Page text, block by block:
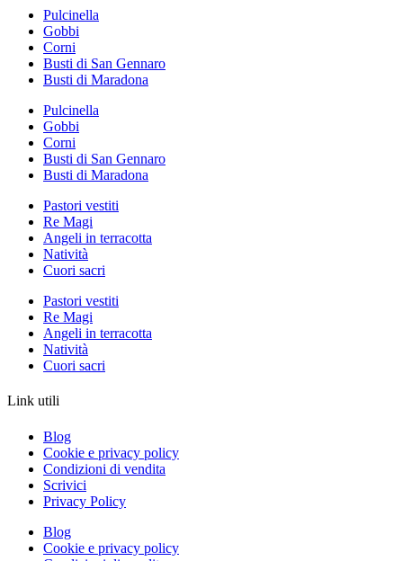
Pulcinella
Gobbi
Corni
Busti di San Gennaro
Busti di Maradona
Pulcinella
Gobbi
Corni
Busti di San Gennaro
Busti di Maradona
Pastori vestiti
Re Magi
Angeli in terracotta
Natività
Cuori sacri
Pastori vestiti
Re Magi
Angeli in terracotta
Natività
Cuori sacri
Link utili
Blog
Cookie e privacy policy
Condizioni di vendita
Scrivici
Privacy Policy
Blog
Cookie e privacy policy